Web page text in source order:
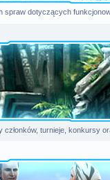
spraw dotyczących
członków, turnieje, konkursy